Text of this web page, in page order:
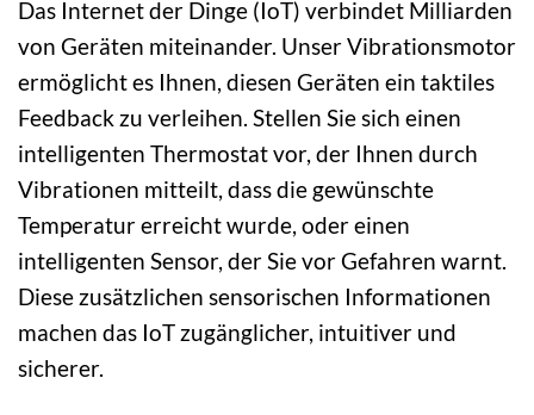
Das Internet der Dinge (IoT) verbindet Milliarden
von Geräten miteinander. Unser Vibrationsmotor
ermöglicht es Ihnen, diesen Geräten ein taktiles
Feedback zu verleihen. Stellen Sie sich einen
intelligenten Thermostat vor, der Ihnen durch
Vibrationen mitteilt, dass die gewünschte
Temperatur erreicht wurde, oder einen
intelligenten Sensor, der Sie vor Gefahren warnt.
Diese zusätzlichen sensorischen Informationen
machen das IoT zugänglicher, intuitiver und
sicherer.